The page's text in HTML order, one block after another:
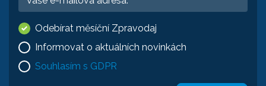
Odebírat měsíční Zpravodaj
Informovat o aktuálních novinkách
Souhlasím s GDPR